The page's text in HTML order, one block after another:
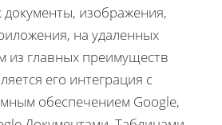
документы, изображения,
на удаленных
из главных преимуществ
его интеграция с
обеспечением Google,